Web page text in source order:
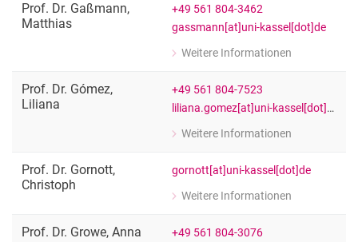
Prof. Dr. Gaßmann,
Matthias
+49 561 804-3462
gassmann[at]uni-kassel[dot]de
Weitere Informationen
zu Prof. Dr. Matthias Gaßmann
Prof. Dr. Gómez,
Liliana
+49 561 804-7523
liliana.gomez[at]uni-kassel[dot]de
Weitere Informationen
zu Prof. Dr. Liliana Gómez
Prof. Dr. Gornott,
Christoph
gornott[at]uni-kassel[dot]de
Weitere Informationen
zu Prof. Dr. Christoph Gornott
Prof. Dr. Growe, Anna
+49 561 804-3076